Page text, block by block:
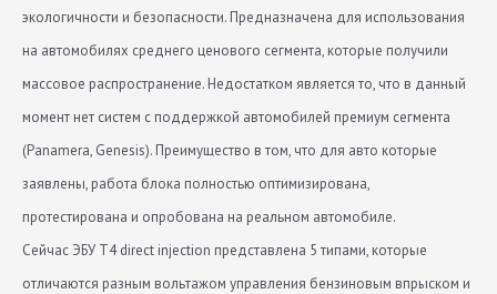
экологичности и безопасности. Предназначена для использования
на автомобилях среднего ценового сегмента, которые получили
массовое распространение. Недостатком является то, что в данный
момент нет систем с поддержкой автомобилей премиум сегмента
(Panamera, Genesis). Преимущество в том, что для авто которые
заявлены, работа блока полностью оптимизирована,
протестирована и опробована на реальном автомобиле.
Сейчас ЭБУ T4 direct injection представлена 5 типами, которые
отличаются разным вольтажом управления бензиновым впрыском и